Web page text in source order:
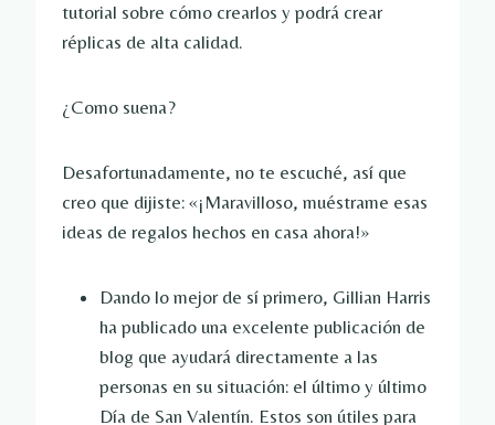
tutorial sobre cómo crearlos y podrá crear
réplicas de alta calidad.
¿Como suena?
Desafortunadamente, no te escuché, así que
creo que dijiste: «¡Maravilloso, muéstrame esas
ideas de regalos hechos en casa ahora!»
Dando lo mejor de sí primero, Gillian Harris
ha publicado una excelente publicación de
blog que ayudará directamente a las
personas en su situación: el último y último
Día de San Valentín. Estos son útiles para